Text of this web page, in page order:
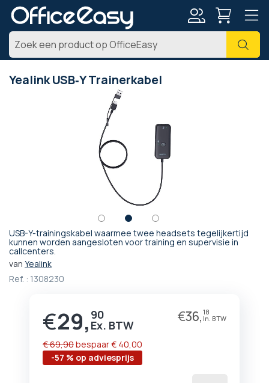
Zoek
Yealink USB‑Y Trainerkabel
USB-Y-trainingskabel waarmee twee headsets tegelijkertijd
kunnen worden aangesloten voor training en supervisie in
callcenters.
van Yealink
Ref. : 1308230
Prijs
€29, 90 €36, 18
-57 % op adviesprijs
€ 69,90bespaar€ 40,00
Ga
naar
het
begin
afbeeldingen-